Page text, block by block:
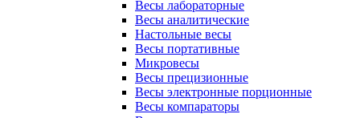
Весы лабораторные
Весы аналитические
Настольные весы
Весы портативные
Микровесы
Весы прецизионные
Весы электронные порционные
Весы компараторы